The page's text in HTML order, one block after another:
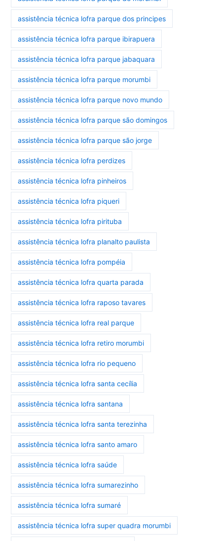
assistência técnica lofra parque dos principes
assistência técnica lofra parque ibirapuera
assistência técnica lofra parque jabaquara
assistência técnica lofra parque morumbi
assistência técnica lofra parque novo mundo
assistência técnica lofra parque são domingos
assistência técnica lofra parque são jorge
assistência técnica lofra perdizes
assistência técnica lofra pinheiros
assistência técnica lofra piqueri
assistência técnica lofra pirituba
assistência técnica lofra planalto paulista
assistência técnica lofra pompéia
assistência técnica lofra quarta parada
assistência técnica lofra raposo tavares
assistência técnica lofra real parque
assistência técnica lofra retiro morumbi
assistência técnica lofra rio pequeno
assistência técnica lofra santa cecília
assistência técnica lofra santana
assistência técnica lofra santa terezinha
assistência técnica lofra santo amaro
assistência técnica lofra saúde
assistência técnica lofra sumarezinho
assistência técnica lofra sumaré
assistência técnica lofra super quadra morumbi